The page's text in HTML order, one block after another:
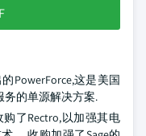
PowerForce,这是美国
的单源解决方案.
了Rectro,以加强其电